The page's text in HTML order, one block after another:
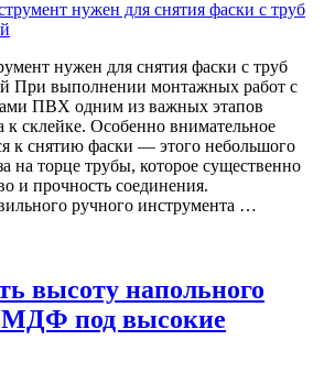
нужен для снятия фаски с труб
При выполнении монтажных работ с
ПВХ одним из важных этапов
к склейке. Особенно внимательное
к снятию фаски — этого небольшого
на торце трубы, которое существенно
и прочность соединения.
ручного инструмента …
высоту напольного
МДФ под высокие